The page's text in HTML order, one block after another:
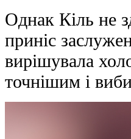
Однак Кіль не
приніс
вирішувала
точнішим і